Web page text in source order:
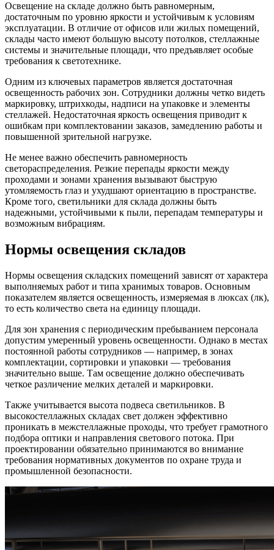
Освещение на складе должно быть равномерным,
достаточным по уровню яркости и устойчивым к условиям
эксплуатации. В отличие от офисов или жилых помещений,
склады часто имеют большую высоту потолков, стеллажные
системы и значительные площади, что предъявляет особые
требования к светотехнике.
Одним из ключевых параметров является достаточная
освещенность рабочих зон. Сотрудники должны четко видеть
маркировку, штрихкоды, надписи на упаковке и элементы
стеллажей. Недостаточная яркость освещения приводит к
ошибкам при комплектовании заказов, замедлению работы и
повышенной зрительной нагрузке.
Не менее важно обеспечить равномерность
светораспределения. Резкие перепады яркости между
проходами и зонами хранения вызывают быструю
утомляемость глаз и ухудшают ориентацию в пространстве.
Кроме того, светильники для склада должны быть
надежными, устойчивыми к пыли, перепадам температуры и
возможным вибрациям.
Нормы освещения складов
Нормы освещения складских помещений зависят от характера
выполняемых работ и типа хранимых товаров. Основным
показателем является освещенность, измеряемая в люксах (лк),
то есть количество света на единицу площади.
Для зон хранения с периодическим пребыванием персонала
допустим умеренный уровень освещенности. Однако в местах
постоянной работы сотрудников — например, в зонах
комплектации, сортировки и упаковки — требования
значительно выше. Там освещение должно обеспечивать
четкое различение мелких деталей и маркировки.
Также учитывается высота подвеса светильников. В
высокостеллажных складах свет должен эффективно
проникать в межстеллажные проходы, что требует грамотного
подбора оптики и направления светового потока. При
проектировании обязательно принимаются во внимание
требования нормативных документов по охране труда и
промышленной безопасности.